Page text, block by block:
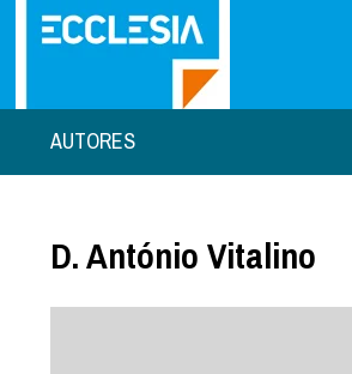
AUTORES
D. António Vitalino